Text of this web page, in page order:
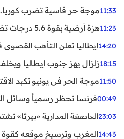
11:33موجة حر قاسية تضرب كوريا..
11:23هزة أرضية بقوة 5.6 درجات تضرب مصر
14:20إيطاليا تعلن التأهب القصوى في 23 مدينة بسبب موجة حر
18:15زلزال يهز جنوب إيطاليا
11:50موجة الحر في يونيو تكبد الاقتصاد
00:49فرنسا تحظر رسمياً وسائل
23:03العاصفة المدارية «بيرثا»
14:43المغرب وترسيخ موقعه كقوة